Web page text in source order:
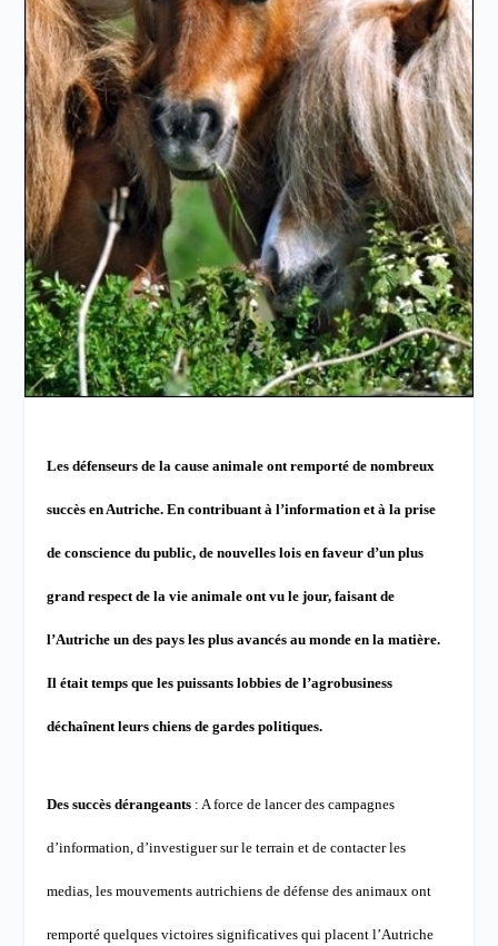
Les défenseurs de la cause animale ont remporté de nombreux
succès en Autriche. En contribuant à l’information et à la prise
de conscience du public, de nouvelles lois en faveur d’un plus
grand respect de la vie animale ont vu le jour, faisant de
l’Autriche un des pays les plus avancés au monde en la matière.
Il était temps que les puissants lobbies de l’agrobusiness
déchaînent leurs chiens de gardes politiques.
Des succès dérangeants : A force de lancer des campagnes
d’information, d’investiguer sur le terrain et de contacter les
medias, les mouvements autrichiens de défense des animaux ont
remporté quelques victoires significatives qui placent l’Autriche